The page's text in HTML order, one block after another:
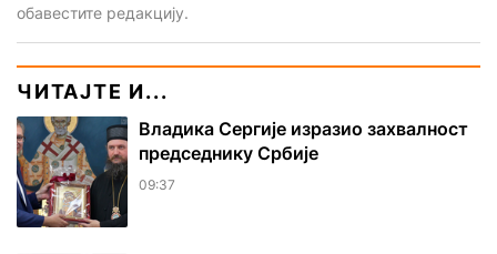
обавестите редакцију.
ЧИТАЈТЕ И...
Владика Сергије изразио захвалност
председнику Србије
09:37